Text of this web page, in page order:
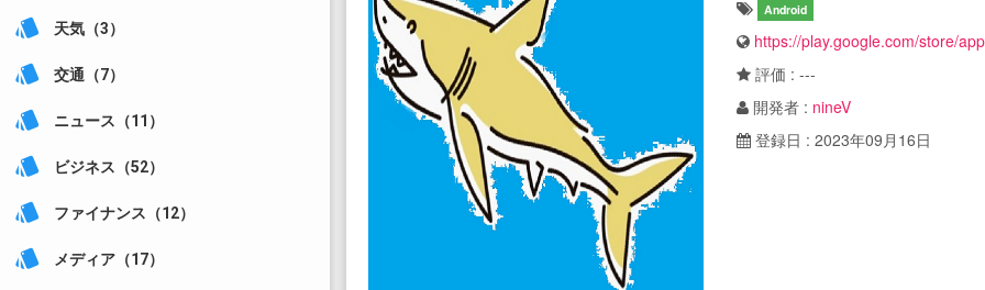
style 天気（3）
style 交通（7）
style ニュース（11）
style ビジネス（52）
style ファイナンス（12）
style メディア（17）
Android
https://play.google.com/store/
評価 : ---
開発者 : nineV
登録日 : 2023年09月16日